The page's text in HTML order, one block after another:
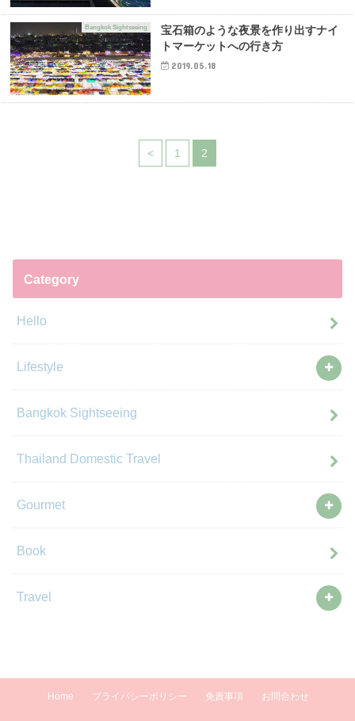
Bangkok Sightseeing
宝石箱のような夜景を作り出すナイ
トマーケットへの行き方
2019.05.18
< 1 2
Category
Hello
Lifestyle
Bangkok Sightseeing
Thailand Domestic Travel
Gourmet
Book
Travel
Home プライバシーポリシー 免責事項 お問合わせ